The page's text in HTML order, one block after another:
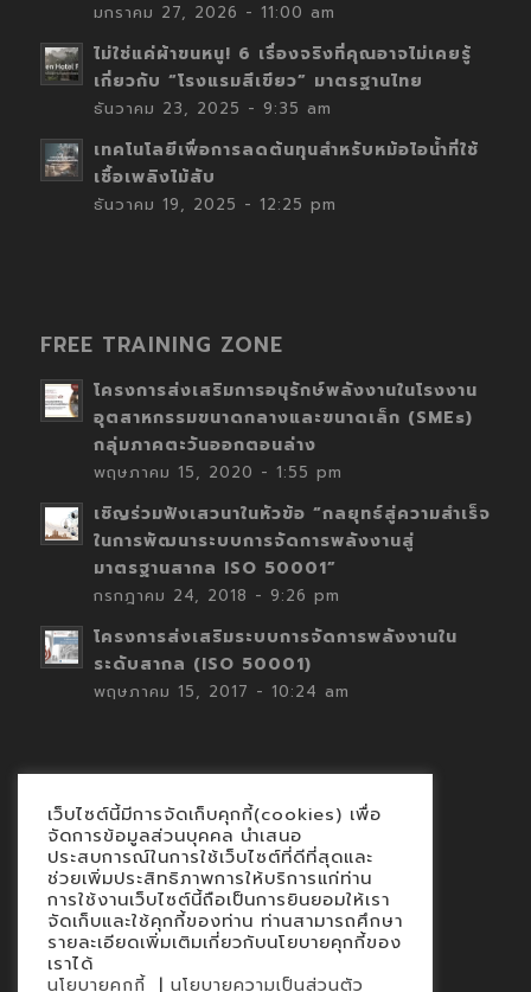
มกราคม 27, 2026 - 11:00 am
ไม่ใช่แค่ผ้าขนหนู! 6 เรื่องจริงที่คุณอาจไม่เคยรู้
เกี่ยวกับ “โรงแรมสีเขียว” มาตรฐานไทย
ธันวาคม 23, 2025 - 9:35 am
เทคโนโลยีเพื่อการลดต้นทุนสำหรับหม้อไอน้ำที่ใช้
เชื้อเพลิงไม้สับ
ธันวาคม 19, 2025 - 12:25 pm
FREE TRAINING ZONE
โครงการส่งเสริมการอนุรักษ์พลังงานในโรงงาน
อุตสาหกรรมขนาดกลางและขนาดเล็ก (SMEs)
กลุ่มภาคตะวันออกตอนล่าง
พฤษภาคม 15, 2020 - 1:55 pm
เชิญร่วมฟังเสวนาในหัวข้อ “กลยุทธ์สู่ความสำเร็จ
ในการพัฒนาระบบการจัดการพลังงานสู่
มาตรฐานสากล ISO 50001”
กรกฎาคม 24, 2018 - 9:26 pm
โครงการส่งเสริมระบบการจัดการพลังงานใน
ระดับสากล (ISO 50001)
พฤษภาคม 15, 2017 - 10:24 am
Contact
นโยบายคุกกี้
นโยบายข้อมูลส่วนบุคคล
เว็บไซต์นี้มีการจัดเก็บคุกกี้(cookies) เพื่อ
จัดการข้อมูลส่วนบุคคล นำเสนอ
ประสบการณ์ในการใช้เว็บไซต์ที่ดีที่สุดและ
ช่วยเพิ่มประสิทธิภาพการให้บริการแก่ท่าน
การใช้งานเว็บไซต์นี้ถือเป็นการยินยอมให้เรา
จัดเก็บและใช้คุกกี้ของท่าน ท่านสามารถศึกษา
รายละเอียดเพิ่มเติมเกี่ยวกับนโยบายคุกกี้ของ
เราได้
นโยบายคุกกี้ | นโยบายความเป็นส่วนตัว